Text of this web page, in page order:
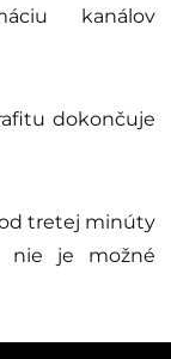
kanálov
dokončuje
tretej minúty
nie je možné